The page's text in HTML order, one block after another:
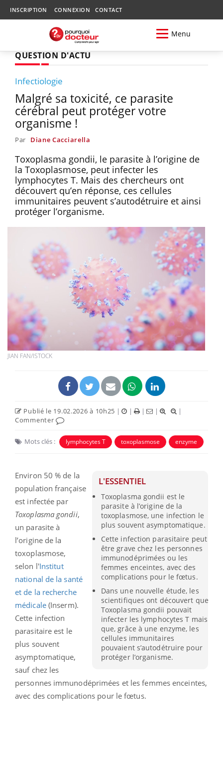
INSCRIPTION CONNEXION CONTACT
Menu
QUESTION D'ACTU
Infectiologie
Malgré sa toxicité, ce parasite
cérébral peut protéger votre
organisme !
Par Diane Cacciarella
Toxoplasma gondii, le parasite à l’origine de
la Toxoplasmose, peut infecter les
lymphocytes T. Mais des chercheurs ont
découvert qu’en réponse, ces cellules
immunitaires peuvent s’autodétruire et ainsi
protéger l’organisme.
JIAN FAN/ISTOCK
Publié le 19.02.2026 à 10h25 | | | |
|
Commenter
Mots clés : lymphocytes T toxoplasmose enzyme
L'ESSENTIEL
Toxoplasma gondii est le
parasite à l’origine de la
toxoplasmose, une infection le
plus souvent asymptomatique.
Cette infection parasitaire peut
être grave chez les personnes
immunodéprimées ou les
femmes enceintes, avec des
complications pour le fœtus.
Dans une nouvelle étude, les
scientifiques ont découvert que
Toxoplasma gondii pouvait
infecter les lymphocytes T mais
que, grâce à une enzyme, les
cellules immunitaires
pouvaient s’autodétruire pour
protéger l’organisme.
Environ 50 % de la
population française
est infectée par
Toxoplasma gondii,
un parasite à
l’origine de la
toxoplasmose,
selon l'Institut
national de la santé
et de la recherche
médicale(Inserm).
Cette infection
parasitaire est le
plus souvent
asymptomatique,
sauf chez les
personnes immunodéprimées et les femmes enceintes,
avec des complications pour le fœtus.